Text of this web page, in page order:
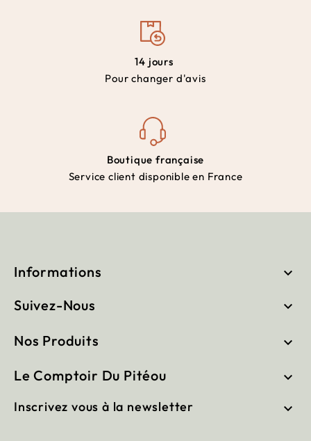
14 jours
Pour changer d'avis
Boutique française
Service client disponible en France
Informations 
Suivez-Nous 
Nos Produits 
Le Comptoir Du Pitéou 
Inscrivez vous à la newsletter 